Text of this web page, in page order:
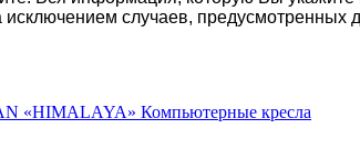
исключением случаев,
«HIMALAYA» Компьютерные кресла